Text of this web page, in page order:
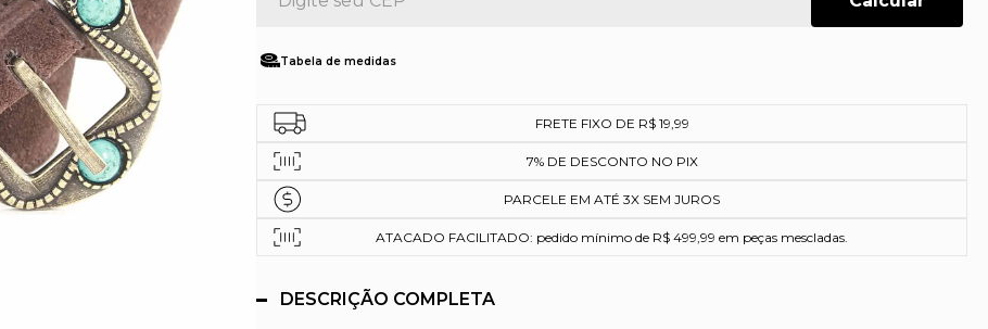
Tabela de medidas
FRETE FIXO DE R$ 19,99
7% DE DESCONTO NO PIX
PARCELE EM ATÉ 3X SEM JUROS
ATACADO FACILITADO: pedido mínimo de R$ 499,99 em peças mescladas.
DESCRIÇÃO COMPLETA